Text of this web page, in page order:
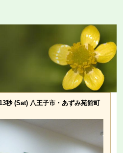
(Sat) 八王子市・あずみ苑館町